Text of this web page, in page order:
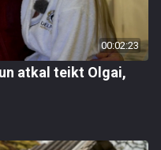
00:02:23
atkal teikt Olgai,